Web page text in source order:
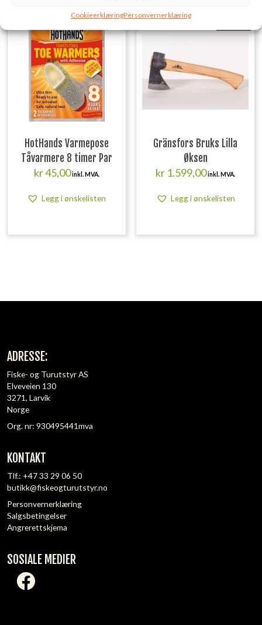
CookieerklæringPersonvernerklæring
HotHands Varmepose
Tåvarmere 8 timer Par
kr45,00inkl. MVA.
Legg i ønskelisten
Gränsfors Bruks Lilla
Øksen
kr 1.599,00inkl. MVA.
Legg i ønskelisten
ADRESSE:
Fiske- og Turutstyr AS
Elveveien 130
3271, Larvik
Norge
Org. nr: 930495441mva
KONTAKT
Tlf.: +47 33 29 06 50
butikk@fiskeogturutstyr.no
Personvernerklæring
Salgsbetingelser
Angrerettskjema
SOSIALE MEDIER